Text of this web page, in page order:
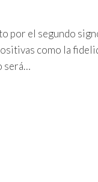
por el segundo
como la
será…